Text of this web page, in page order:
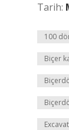
Tarih:
100
Biçer